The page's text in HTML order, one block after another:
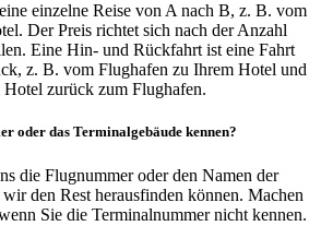
einzelne Reise von A nach B, z. B. vom
Der Preis richtet sich nach der Anzahl
Eine Hin- und Rückfahrt ist eine Fahrt
z. B. vom Flughafen zu Ihrem Hotel und
Hotel zurück zum Flughafen.
oder das Terminalgebäude kennen?
die Flugnummer oder den Namen der
den Rest herausfinden können. Machen
Sie die Terminalnummer nicht kennen.